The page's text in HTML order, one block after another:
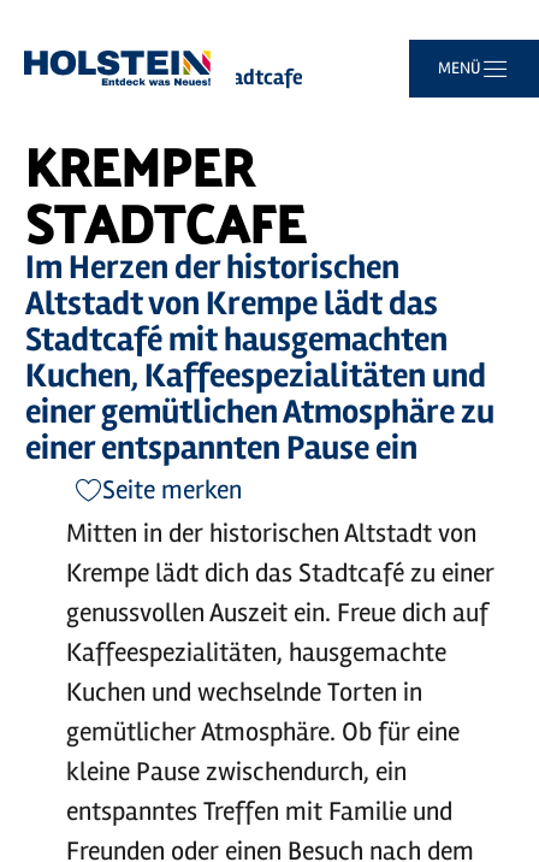
Hauptinhalt
Suche
Navigation
Footer
MENÜ
Sie
Startseite Kremper Stadtcafe
KREMPER
STADTCAFE
Im Herzen der historischen
Altstadt von Krempe lädt das
Stadtcafé mit hausgemachten
Kuchen, Kaffeespezialitäten und
einer gemütlichen Atmosphäre zu
einer entspannten Pause ein
Seite merken
Mitten in der historischen Altstadt von
Krempe lädt dich das Stadtcafé zu einer
genussvollen Auszeit ein. Freue dich auf
Kaffeespezialitäten, hausgemachte
Kuchen und wechselnde Torten in
gemütlicher Atmosphäre. Ob für eine
kleine Pause zwischendurch, ein
entspanntes Treffen mit Familie und
Freunden oder einen Besuch nach dem